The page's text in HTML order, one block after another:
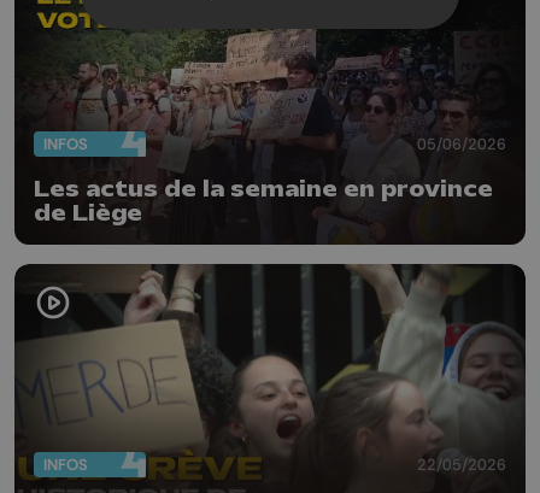
INFOS 05/06/2026
Les actus de la semaine en province
de Liège
INFOS 22/05/2026